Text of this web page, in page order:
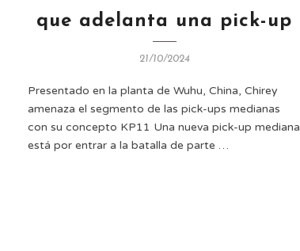
que adelanta una pick-up
21/10/2024
Presentado en la planta de Wuhu, China, Chirey
amenaza el segmento de las pick-ups medianas
con su concepto KP11 Una nueva pick-up mediana
está por entrar a la batalla de parte …